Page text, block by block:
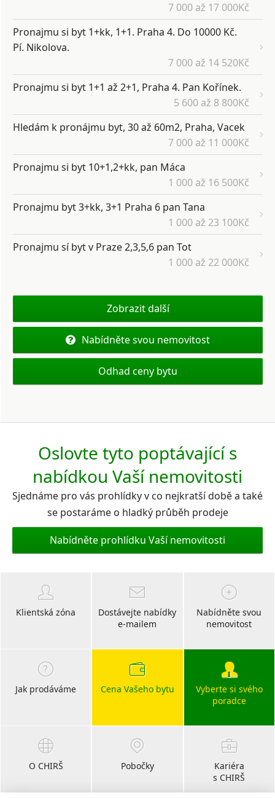
7 000 až 17 000Kč
Pronajmu si byt 1+kk, 1+1. Praha 4. Do 10000 Kč.
Pí. Nikolova.
7 000 až 14 520Kč
Pronajmu si byt 1+1 až 2+1, Praha 4. Pan Kořínek.
5 600 až 8 800Kč
Hledám k pronájmu byt, 30 až 60m2, Praha, Vacek
7 000 až 11 000Kč
Pronajmu si byt 10+1,2+kk, pan Máca
1 000 až 16 500Kč
Pronajmu byt 3+kk, 3+1 Praha 6 pan Tana
1 000 až 23 100Kč
Pronajmu sí byt v Praze 2,3,5,6 pan Tot
1 000 až 22 000Kč
Zobrazit další
Nabídněte svou nemovitost
Odhad ceny bytu
Oslovte tyto poptávající s
nabídkou Vaší nemovitosti
Sjednáme pro vás prohlídky v co nejkratší době a také
se postaráme o hladký průběh prodeje
Nabídněte prohlídku Vaší nemovitosti
Klientská zóna
Dostávejte nabídky
e-mailem
Nabídněte svou
nemovitost
Jak prodáváme Cena Vašeho bytu
Vyberte si svého
poradce
O CHIRŠ Pobočky
Kariéra
s CHIRŠ